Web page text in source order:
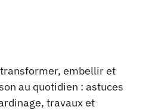
embellir et
au quotidien : astuces
travaux et